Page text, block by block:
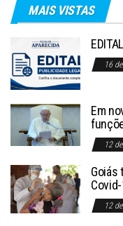
MAIS VISTAS
16
Em
12
Goiás
12